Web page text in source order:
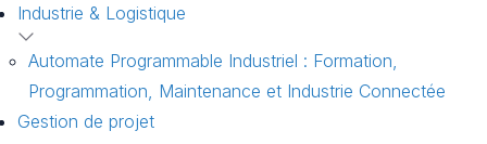
Industrie & Logistique
Automate Programmable Industriel : Formation,
Programmation, Maintenance et Industrie Connectée
Gestion de projet